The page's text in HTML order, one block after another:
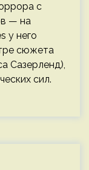
с
— на
у него
сюжета
Сазерленд),
сил.